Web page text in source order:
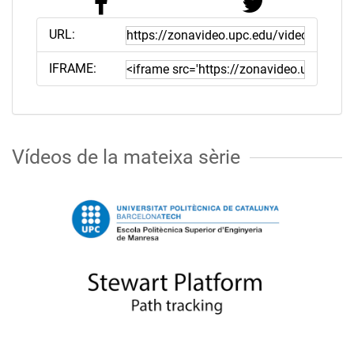
URL:
IFRAME:
Vídeos de la mateixa sèrie